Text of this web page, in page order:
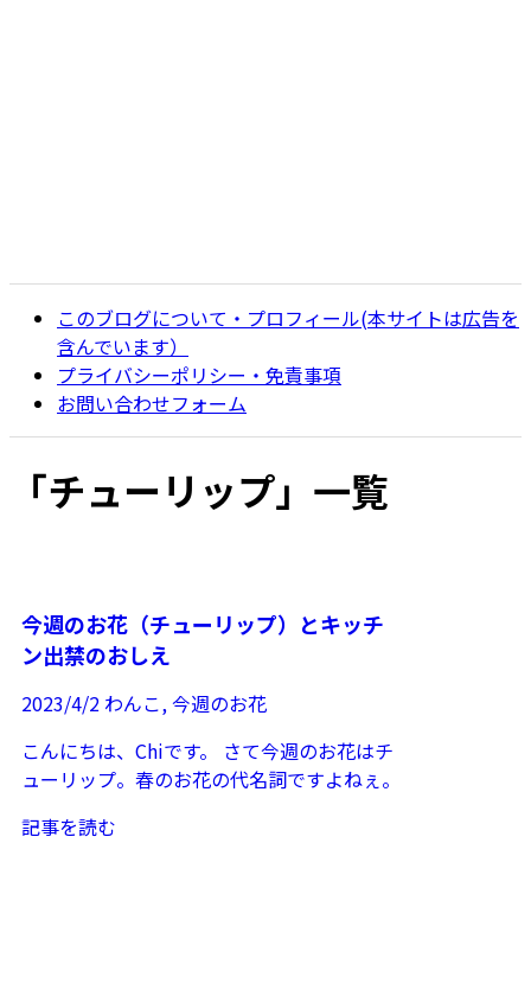
このブログについて・プロフィール(本サイトは広告を
含んでいます）
プライバシーポリシー・免責事項
お問い合わせフォーム
「チューリップ」 一覧
今週のお花（チューリップ）とキッチ
ン出禁のおしえ
2023/4/2 わんこ,今週のお花
こんにちは、Chiです。 さて今週のお花はチ
ューリップ。春のお花の代名詞ですよねぇ。
ですが、...
記事を読む